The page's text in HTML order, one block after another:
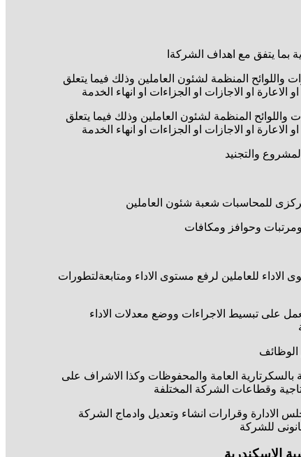
بما يتفق مع اهداف الشركةا
واللوائح المنظمة لشئون العاملين وذلك فيما يتعلق
الاعارة او الاجازات او الجزاءات او انهاء الخدمة
واللوائح المنظمة لشئون العاملين وذلك فيما يتعلق
الاعارة او الاجازات او الجزاءات او انهاء الخدمة
والتجنيد
للمحاسبات شعبة شئون العاملين
وحوافز ومكافات
الاداء للعاملين لرفع مستوى الاداء ومتابعةلتطورات
على تبسيط الاجراءات ووضع معدلات الاداء
الوظائف
بالسكرتارية العامة والمحفوظات وكذا الاشراف على
وقطاعات الشركة المختلفة
الادارة وقرارات انشاء وتعديل وادماج الشركة
للشركة